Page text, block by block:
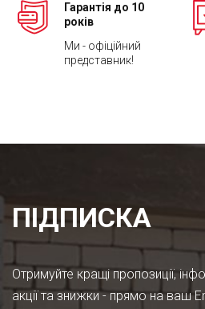
Гарантія до 10
років
Ми - офіційний
представник!
ПІДПИСКА
Отримуйте кращі пропозиції,
акції та знижки - прямо на ваш